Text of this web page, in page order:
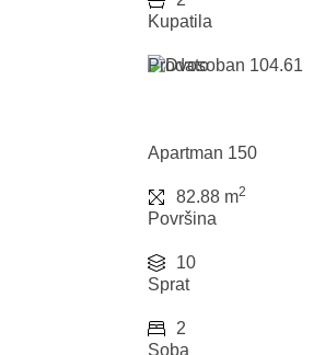
Kupatila
Prodato
Apartman 150
82.88 m2
Površina
10
Sprat
2
Soba